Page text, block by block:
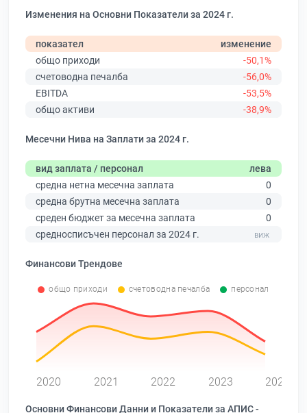
Изменения на Основни Показатели за 2024 г.
показател
изменение
общо приходи
-50,1%
счетоводна печалба
-56,0%
EBITDA
-53,5%
общо активи
-38,9%
Месечни Нива на Заплати за 2024 г.
вид заплата / персонал
лева
средна нетна месечна заплата
0
средна брутна месечна заплата
0
среден бюджет за месечна заплата
0
средносписъчен персонал за 2024 г.
Финансови Трендове
общо приходи счетоводна печалба персонал
2020 2021 2022 2023 2024
Основни Финансови Данни и Показатели за АПИС -